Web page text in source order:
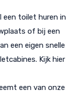
een toilet huren in
of bij een
een eigen snelle
Kijk hier
een van onze